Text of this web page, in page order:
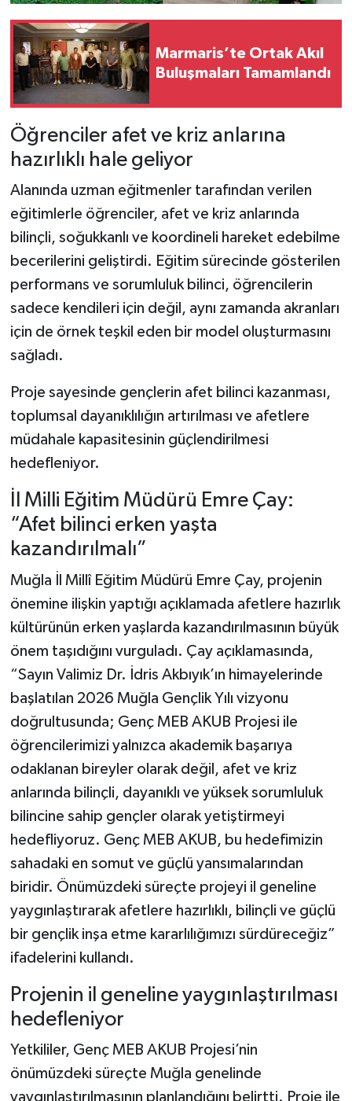
Marmaris’te Ortak Akıl
Buluşmaları Tamamlandı
Öğrenciler afet ve kriz anlarına
hazırlıklı hale geliyor
Alanında uzman eğitmenler tarafından verilen
eğitimlerle öğrenciler, afet ve kriz anlarında
bilinçli, soğukkanlı ve koordineli hareket edebilme
becerilerini geliştirdi. Eğitim sürecinde gösterilen
performans ve sorumluluk bilinci, öğrencilerin
sadece kendileri için değil, aynı zamanda akranları
için de örnek teşkil eden bir model oluşturmasını
sağladı.
Proje sayesinde gençlerin afet bilinci kazanması,
toplumsal dayanıklılığın artırılması ve afetlere
müdahale kapasitesinin güçlendirilmesi
hedefleniyor.
İl Milli Eğitim Müdürü Emre Çay:
“Afet bilinci erken yaşta
kazandırılmalı”
Muğla İl Millî Eğitim Müdürü Emre Çay, projenin
önemine ilişkin yaptığı açıklamada afetlere hazırlık
kültürünün erken yaşlarda kazandırılmasının büyük
önem taşıdığını vurguladı. Çay açıklamasında,
“Sayın Valimiz Dr. İdris Akbıyık’ın himayelerinde
başlatılan 2026 Muğla Gençlik Yılı vizyonu
doğrultusunda; Genç MEB AKUB Projesi ile
öğrencilerimizi yalnızca akademik başarıya
odaklanan bireyler olarak değil, afet ve kriz
anlarında bilinçli, dayanıklı ve yüksek sorumluluk
bilincine sahip gençler olarak yetiştirmeyi
hedefliyoruz. Genç MEB AKUB, bu hedefimizin
sahadaki en somut ve güçlü yansımalarından
biridir. Önümüzdeki süreçte projeyi il geneline
yaygınlaştırarak afetlere hazırlıklı, bilinçli ve güçlü
bir gençlik inşa etme kararlılığımızı sürdüreceğiz”
ifadelerini kullandı.
Projenin il geneline yaygınlaştırılması
hedefleniyor
Yetkililer, Genç MEB AKUB Projesi’nin
önümüzdeki süreçte Muğla genelinde
yaygınlaştırılmasının planlandığını belirtti. Proje ile